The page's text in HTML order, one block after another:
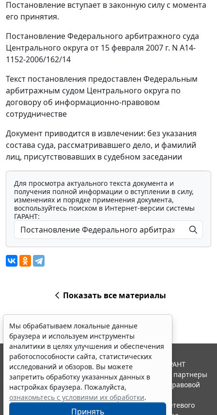
Постановление вступает в законную силу с момента
его принятия.
Постановление Федерального арбитражного суда
Центрального округа от 15 февраля 2007 г. N А14-
1152-2006/162/14
Текст постановления предоставлен Федеральным
арбитражным судом Центрального округа по
договору об информационно-правовом
сотрудничестве
Документ приводится в извлечении: без указания
состава суда, рассматривавшего дело, и фамилий
лиц, присутствовавших в судебном заседании
Для просмотра актуального текста документа и
получения полной информации о вступлении в силу,
изменениях и порядке применения документа,
воспользуйтесь поиском в Интернет-версии системы
ГАРАНТ:
Показать все материалы
Мы обрабатываем локальные данные
браузера и используем инструменты
аналитики в целях улучшения и обеспечения
работоспособности сайта, статистических
исследований и обзоров. Вы можете
запретить обработку указанных данных в
настройках браузера. Пожалуйста,
ознакомьтесь с условиями их обработки.
Принять
© ООО "НПП "ГАРАНТ-СЕРВИС", 2026. Система ГАРАНТ
выпускается с 1990 года. Компания "Гарант" и ее партнеры
являются участниками Российской ассоциации правовой
информации ГАРАНТ.
Портал ГАРАНТ.РУ зарегистрирован в качестве сетевого